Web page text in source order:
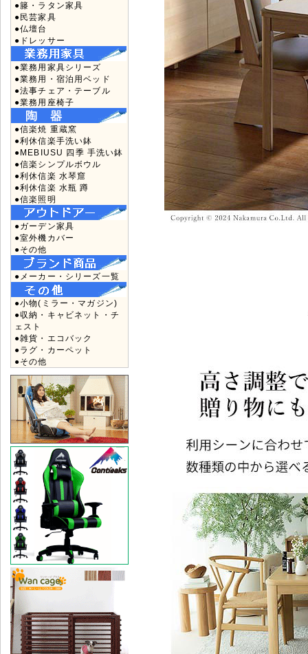
●籐・ラタン家具
●民芸家具
●仏壇台
●ドレッサー
●業務用家具シリーズ
●業務用・宿泊用ベッド
●法事チェア・テーブル
●業務用座椅子
●信楽焼 重蔵窯
●利休信楽手洗い鉢
●MEBIUSU 四季 手洗い鉢
●信楽シンプルボウル
●利休信楽 水琴窟
●利休信楽 水瓶 蹲
●信楽照明
●ガーデン家具
●室外機カバー
●その他
●メーカー・シリーズ一覧
●小物(ミラー・マガジン)
●収納・キャビネット・チ
ェスト
●雑貨・エコバック
●ラグ・カーペット
●その他